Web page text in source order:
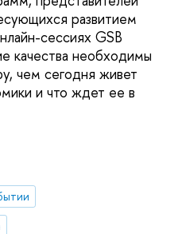
развитием
сессиях GSB
качества необходимы
чем сегодня живет
и что ждет ее в